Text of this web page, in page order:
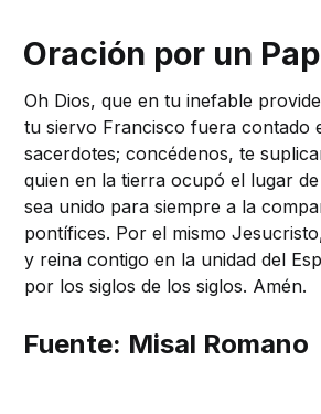
Oración por un
Oh Dios, que en tu inefable
tu siervo Francisco fuera contado
sacerdotes; concédenos, te
quien en la tierra ocupó el lugar
sea unido para siempre a la
pontífices. Por el mismo
y reina contigo en la unidad del
por los siglos de los siglos. Amén.
Fuente: Misal Romano